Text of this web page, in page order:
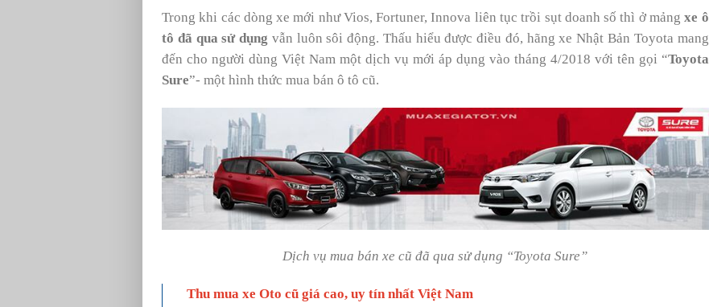
Trong khi các dòng xe mới như Vios, Fortuner, Innova liên tục trồi sụt doanh số thì ở mảngxe ô
tô đã qua sử dụng vẫn luôn sôi động. Thấu hiểu được điều đó, hãng xe Nhật Bản Toyota mang
đến cho người dùng Việt Nam một dịch vụ mới áp dụng vào tháng 4/2018 với tên gọi “Toyota
Sure”- một hình thức mua bán ô tô cũ.
Dịch vụ mua bán xe cũ đã qua sử dụng “Toyota Sure”
Thu mua xe Oto cũ giá cao, uy tín nhất Việt Nam